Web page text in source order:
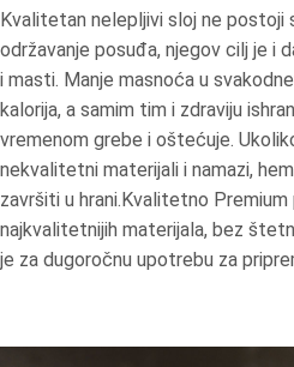
Kvalitetan nelepljivi sloj ne postoji
održavanje posuđa, njegov cilj je i
i masti. Manje masnoća u
kalorija, a samim tim i zdraviju
vremenom grebe i oštećuje.
nekvalitetni materijali i namazi,
završiti u hrani.Kvalitetno
najkvalitetnijih materijala, bez
je za dugoročnu upotrebu za